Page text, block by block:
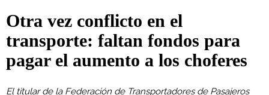
Otra vez conflicto en el
transporte: faltan fondos para
pagar el aumento a los choferes
El titular de la Federación de Transportadores de Pasajeros